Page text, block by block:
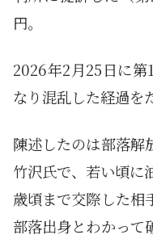
円。
2026年2月25日に
なり混乱した経過を
陳述したのは部落解
竹沢氏で、若い頃に
歳頃まで交際した相
部落出身とわかって